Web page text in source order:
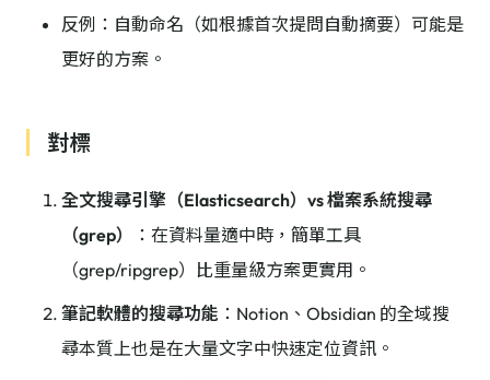
反例：自動命名（如根據首次提問自動摘要）可能是
更好的方案。
對標
全文搜尋引擎（Elasticsearch）vs 檔案系統搜尋
（grep）
：在資料量適中時，簡單工具
（grep/ripgrep）比重量級方案更實用。
筆記軟體的搜尋功能 ：Notion、Obsidian 的全域搜
尋本質上也是在大量文字中快速定位資訊。